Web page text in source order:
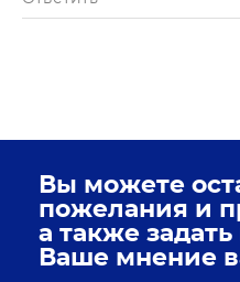
Вы можете
пожелания и
а также задать
Ваше мнение